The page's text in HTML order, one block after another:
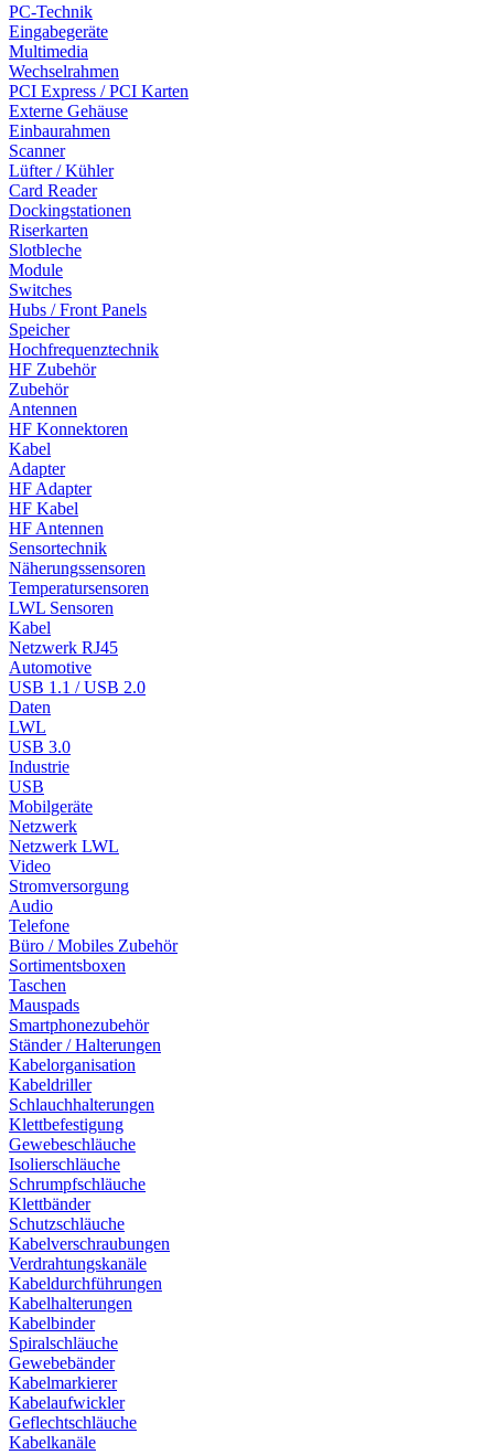
PC-Technik
Eingabegeräte
Multimedia
Wechselrahmen
PCI Express / PCI Karten
Externe Gehäuse
Einbaurahmen
Scanner
Lüfter / Kühler
Card Reader
Dockingstationen
Riserkarten
Slotbleche
Module
Switches
Hubs / Front Panels
Speicher
Hochfrequenztechnik
HF Zubehör
Zubehör
Antennen
HF Konnektoren
Kabel
Adapter
HF Adapter
HF Kabel
HF Antennen
Sensortechnik
Näherungssensoren
Temperatursensoren
LWL Sensoren
Kabel
Netzwerk RJ45
Automotive
USB 1.1 / USB 2.0
Daten
LWL
USB 3.0
Industrie
USB
Mobilgeräte
Netzwerk
Netzwerk LWL
Video
Stromversorgung
Audio
Telefone
Büro / Mobiles Zubehör
Sortimentsboxen
Taschen
Mauspads
Smartphonezubehör
Ständer / Halterungen
Kabelorganisation
Kabeldriller
Schlauchhalterungen
Klettbefestigung
Gewebeschläuche
Isolierschläuche
Schrumpfschläuche
Klettbänder
Schutzschläuche
Kabelverschraubungen
Verdrahtungskanäle
Kabeldurchführungen
Kabelhalterungen
Kabelbinder
Spiralschläuche
Gewebebänder
Kabelmarkierer
Kabelaufwickler
Geflechtschläuche
Kabelkanäle